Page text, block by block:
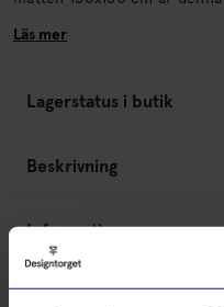
Läs mer
Lagerstatus i butik
Beskrivning
Information
Om tillverkaren